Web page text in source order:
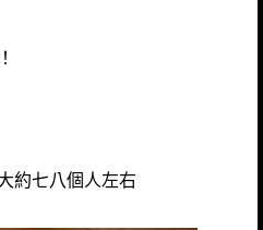
約七八個人左右